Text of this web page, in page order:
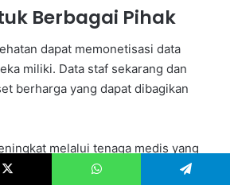
Berbagai Pihak
dapat memonetisasi data
miliki. Data staf sekarang dan
berharga yang dapat dibagikan
melalui tenaga medis yang
Pasien dapat yakin dengan